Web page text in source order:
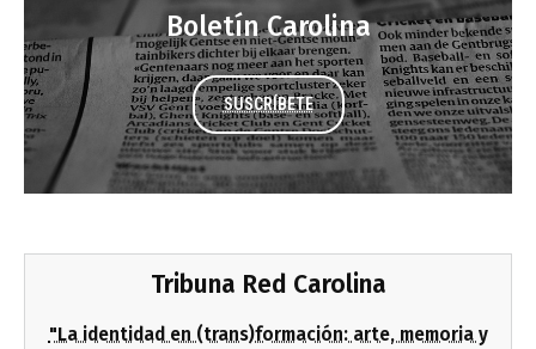
Boletín Carolina
SUSCRÍBETE
Tribuna Red Carolina
"La identidad en (trans)formación: arte, memoria y